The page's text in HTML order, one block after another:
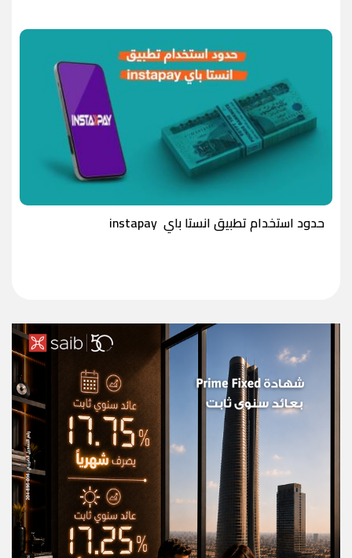
حدود استخدام تطبيق انستا باي instapay